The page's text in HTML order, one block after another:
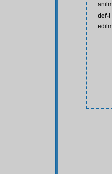
def-i